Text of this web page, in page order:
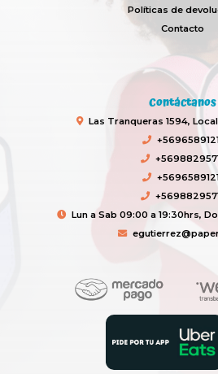
Políticas de
Contacto
Contáctanos
Las Tranqueras 1594,
Lun a Sab 09:00 a 19:30hrs,